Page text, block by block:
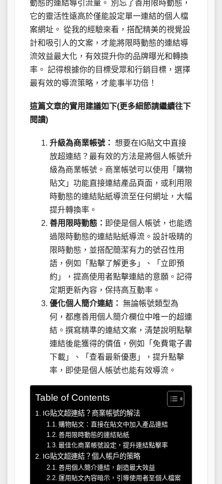
動態的連結導引流量。 別忘了善用限時動態，
它的靈活性遠高於僅能設定單一連結的個人檔
案網址。 從我的經驗來看，搭配精美的視覺設
計和吸引人的文案，才能將限時動態的連結導
流效益最大化，有效提升你的品牌曝光和轉換
率。 記得根據你的目標受眾和行銷目標，選擇
最有效的導流策略，才能事半功倍！
這篇文章的實用建議如下(更多細節請繼續往下
閱讀)
升級為商業帳號： 想要在IG貼文中直接
放超連結？最有效的方法是將個人帳號升
級為商業帳號。商業帳號可以使用「購物
貼文」功能直接連結產品頁面，或利用限
時動態的連結貼紙導流至任何網址，大幅
提升轉換率。
善用限時動態： 即使是個人帳號，也能透
過限時動態的連結貼紙導流。設計吸睛的
限時動態，並搭配簡潔有力的號召性用
語，例如「點擊了解更多」、「立即預
約」，提高使用者點擊連結的意願。記得
定期更新內容，保持高互動率。
優化個人簡介連結： 無論帳號類型為
何，都應善用個人簡介欄位中唯一的超連
結。撰寫精準的連結文案，清楚說明點擊
連結後能獲得的價值，例如「免費電子書
下載」、「查看最新優惠」，提升點擊
率，即使是個人帳號也能有效導流。
Table of Contents
IG貼文超連結？商業帳號的解法
購物貼文：直接在貼文中加入產品連結
善用限時動態的連結貼紙
最佳化商業帳號設定，提升連結點擊率
IG貼文超連結？個人帳戶的策略
善用個人簡介連結，創造最大效益
運用貼文內容暗示，引導使用者至個人檔案